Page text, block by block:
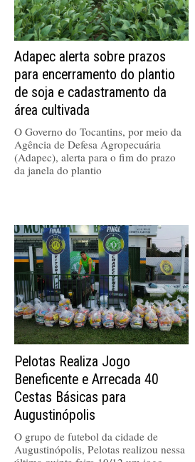
Adapec alerta sobre prazos
para encerramento do plantio
de soja e cadastramento da
área cultivada
O Governo do Tocantins, por meio da
Agência de Defesa Agropecuária
(Adapec), alerta para o fim do prazo
da janela do plantio
Pelotas Realiza Jogo
Beneficente e Arrecada 40
Cestas Básicas para
Augustinópolis
O grupo de futebol da cidade de
Augustinópolis, Pelotas realizou nessa